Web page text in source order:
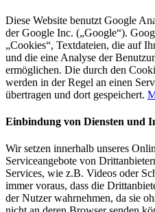
Diese Website benutzt Google
der Google Inc. („Google“).
„Cookies“, Textdateien, die auf
und die eine Analyse der
ermöglichen. Die durch den
werden in der Regel an einen
übertragen und dort gespeichert.
Einbindung von Diensten und
Wir setzen innerhalb unseres
Serviceangebote von
Services, wie z.B. Videos oder
immer voraus, dass die
der Nutzer wahrnehmen, da sie